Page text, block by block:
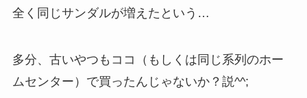
全く同じサンダルが増えたという…
多分、古いやつもココ（もしくは同じ系列のホー
ムセンター）で買ったんじゃないか？説^^;